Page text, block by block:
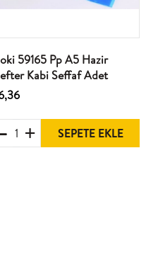
59165 Pp A5 Hazir
Kabi Seffaf Adet
SEPETE EKLE